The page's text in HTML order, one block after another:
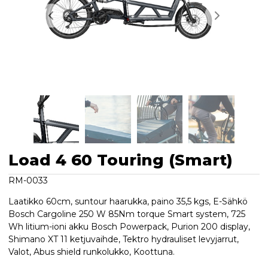
Load 4 60 Touring (Smart)
RM-0033
Laatikko 60cm, suntour haarukka, paino 35,5 kgs, E-Sähkö
Bosch Cargoline 250 W 85Nm torque Smart system, 725
Wh litium-ioni akku Bosch Powerpack, Purion 200 display,
Shimano XT 11 ketjuvaihde, Tektro hydrauliset levyjarrut,
Valot, Abus shield runkolukko, Koottuna.